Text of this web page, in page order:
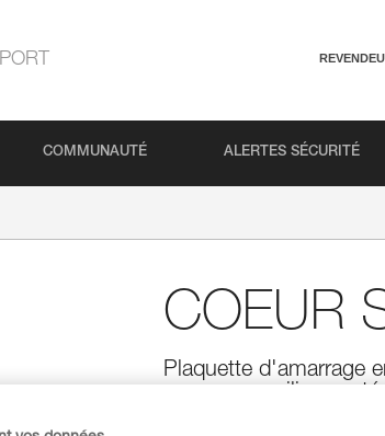
COMMUNAUTÉ ALERTES SÉCURITÉ
COEUR
Plaquette d'amarrage
usages en milieux
Plaquette d'amarrage en